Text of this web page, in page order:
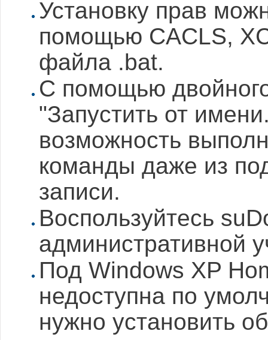
Установку прав
помощью CACLS,
файла .bat.
С помощью
"Запустить от
возможность
команды даже из
записи.
Воспользуйтесь
административной
Под Windows XP
недоступна по
нужно установить